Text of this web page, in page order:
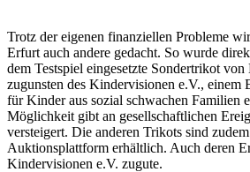
Trotz der eigenen finanziellen Probleme
Erfurt auch andere gedacht. So wurde
dem Testspiel eingesetzte Sondertrikot
zugunsten des Kindervisionen e.V., einem
für Kinder aus sozial schwachen Familien
Möglichkeit gibt an gesellschaftlichen
versteigert. Die anderen Trikots sind
Auktionsplattform erhältlich. Auch deren
Kindervisionen e.V. zugute.